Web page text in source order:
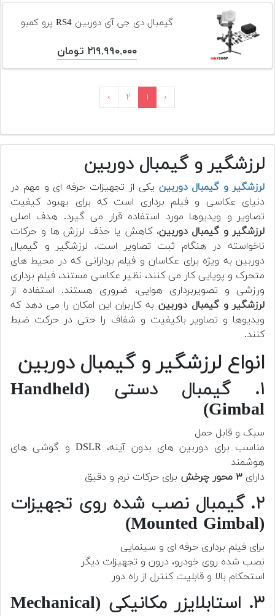
گیمبال دی جی آی دوربین RS4 پرو کمبو
۲۱۹,۹۹۰,۰۰۰ تومان
‹ ۱ ۲ ›
لرزشگیر و گیمبال دوربین
لرزشگیر و گیمبال دوربین یکی از تجهیزات حرفه ای و مهم در
دنیای عکاسی و فیلم برداری است که برای بهبود کیفیت
تصاویر و ویدیوها مورد استفاده قرار می گیرد. هدف اصلی
لرزشگیر و گیمبال دوربین، کاهش یا حذف لرزش ها و حرکات
ناخواسته در هنگام ثبت تصاویر است. لرزشگیر و گیمبال
دوربین به ویژه برای عکاسان و فیلم بردارانی که در محیط های
متحرک و پویایی کار می کنند، نظیر عکاسی مستند، فیلم برداری
ورزشی و تصویربرداری هوایی، ضروری هستند. استفاده از
لرزشگیر و گیمبال دوربینبه کاربران این امکان را می دهد که
ویدیوها و تصاویر باکیفیت و شفاف را حتی در حرکت ضبط
کنند.
انواع لرزشگیر و گیمبال دوربین
۱. گیمبال دستی (Handheld
Gimbal)
سبک و قابل حمل
مناسب برای دوربین های بدون آینه، DSLR و گوشی های
هوشمند
دارای ۳ محور چرخش برای حرکات نرم و دقیق
۲. گیمبال نصب شده روی تجهیزات
(Mounted Gimbal)
برای فیلم برداری حرفه ای و سینمایی
نصب شده روی خودرو، درون و تجهیزات دیگر
استحکام بالا و قابلیت کنترل از راه دور
۳. استابلایزر مکانیکی (Mechanical